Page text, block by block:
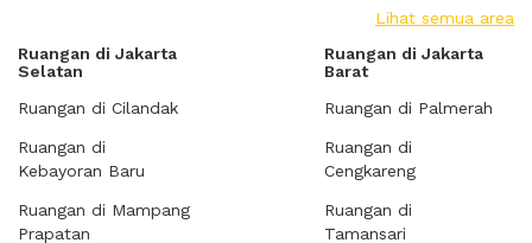
Lihat semua area
Ruangan di Jakarta
Selatan
Ruangan di Cilandak
Ruangan di
Kebayoran Baru
Ruangan di Mampang
Prapatan
Ruangan di Jakarta
Barat
Ruangan di Palmerah
Ruangan di
Cengkareng
Ruangan di
Tamansari